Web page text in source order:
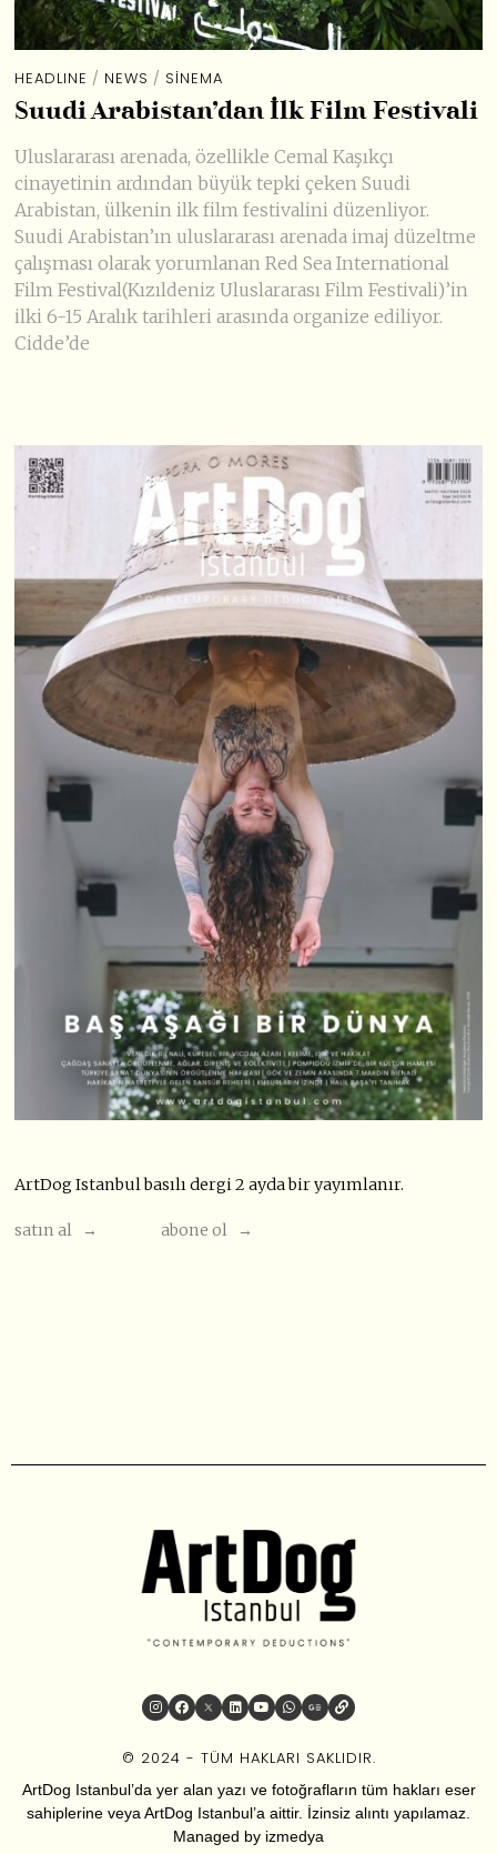
HEADLINE / NEWS / SINEMA
Suudi Arabistan’dan İlk Film Festivali
Uluslararası arenada, özellikle Cemal Kaşıkçı
cinayetinin ardından büyük tepki çeken Suudi
Arabistan, ülkenin ilk film festivalini düzenliyor.
Suudi Arabistan’ın uluslararası arenada imaj düzeltme
çalışması olarak yorumlanan Red Sea International
Film Festival(Kızıldeniz Uluslararası Film Festivali)’in
ilki 6-15 Aralık tarihleri arasında organize ediliyor.
Cidde’de
ArtDog Istanbul basılı dergi 2 ayda bir yayımlanır.
satın al → abone ol →
© 2024 - TÜM HAKLARI SAKLIDIR.
ArtDog Istanbul’da yer alan yazı ve fotoğrafların tüm hakları eser
sahiplerine veya ArtDog Istanbul’a aittir. İzinsiz alıntı yapılamaz.
Managed by izmedya